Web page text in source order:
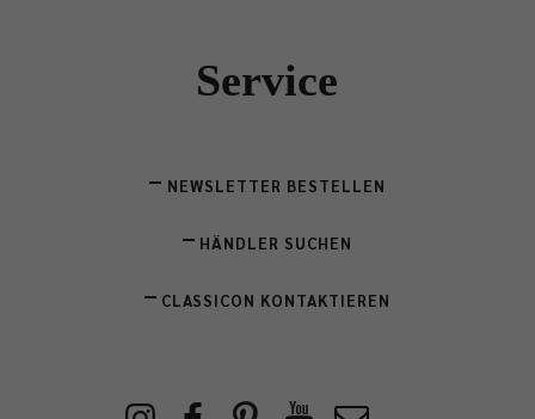
Service
NEWSLETTER BESTELLEN
HÄNDLER SUCHEN
CLASSICON KONTAKTIEREN